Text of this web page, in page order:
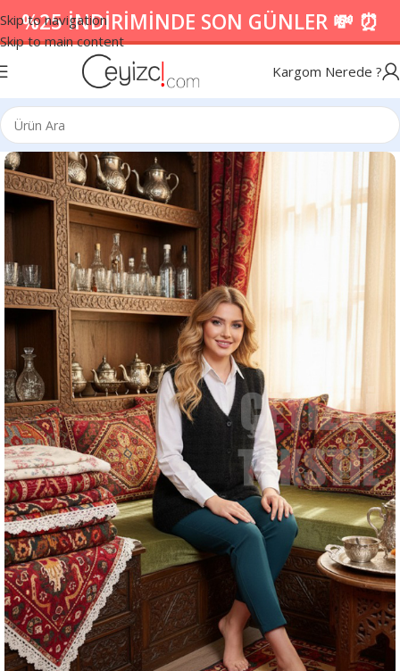
Skip to navigation
Skip to main content
%25 İNDİRİMİNDE SON GÜNLER 💸 ⏰
Kargom Nerede ?